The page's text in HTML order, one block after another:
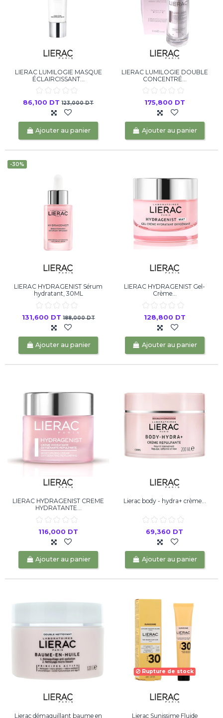
LIERAC LUMILOGIE MASQUE
ÉCLAIRCISSANT...
86,100 DT123,000 DT
Ajouter au panier
LIERAC LUMILOGIE DOUBLE
CONCENTRÉ...
175,800 DT
Ajouter au panier
-30%
LIERAC HYDRAGENIST Sérum
hydratant, 30ML
131,600 DT188,000 DT
Ajouter au panier
LIERAC HYDRAGENIST Gel-
Crème...
128,800 DT
Ajouter au panier
LIERAC HYDRAGENIST CREME
HYDRATANTE...
116,000 DT
Ajouter au panier
Lierac body - hydra+ crème...
69,360 DT
Ajouter au panier
Lierac démaquillant baume en
Rupture de stock
Lierac Sunissime Fluide